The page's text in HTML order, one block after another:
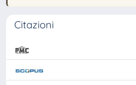
Citazioni